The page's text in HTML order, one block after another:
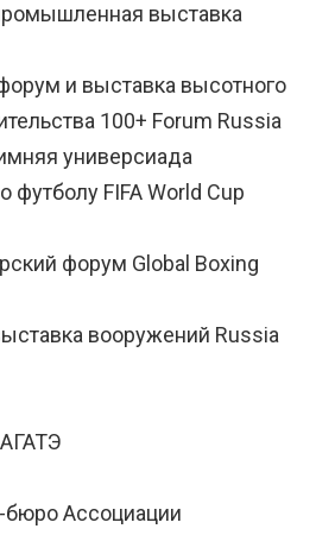
выставка
и выставка высотного
100+ Forum Russia
универсиада
футболу FIFA World Cup
форум Global Boxing
вооружений Russia
бюро Ассоциации